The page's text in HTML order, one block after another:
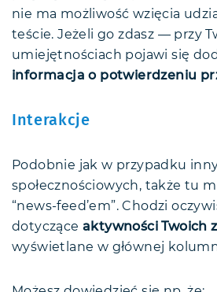
nie ma możliwość wzięcia
teście. Jeżeli go zdasz — przy
umiejętnościach pojawi się
informacja o potwierdzeniu
Interakcje
Podobnie jak w przypadku
społecznościowych, także tu
“news-feed’em”. Chodzi
dotycząceaktywności Twoich
wyświetlane w głównej